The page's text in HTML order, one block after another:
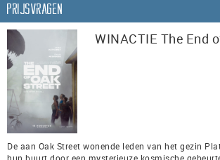
Prijsvragen
WINACTIE The End
De aan Oak Street wonende leden van het gezin